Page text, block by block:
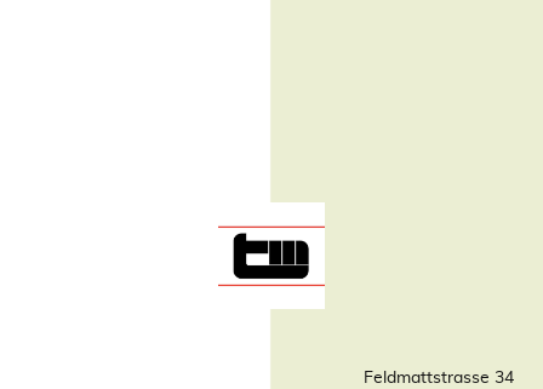
Feldmattstrasse 34